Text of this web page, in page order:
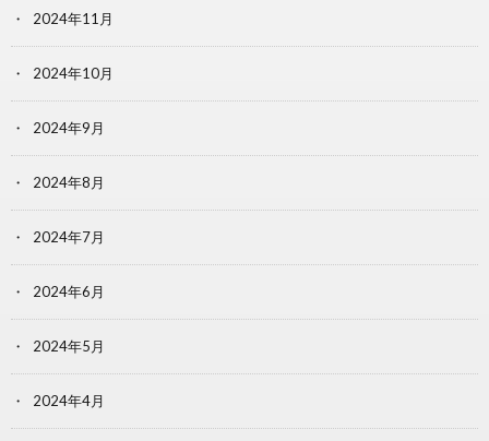
2024年11月
2024年10月
2024年9月
2024年8月
2024年7月
2024年6月
2024年5月
2024年4月